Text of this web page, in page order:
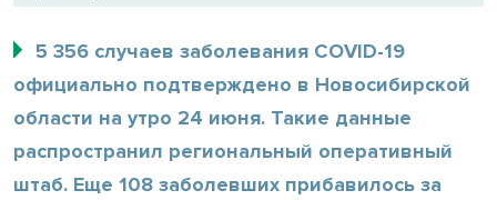
5 356 случаев заболевания COVID-19
официально подтверждено в Новосибирской
области на утро 24 июня. Такие данные
распространил региональный оперативный
штаб. Еще 108 заболевших прибавилось за